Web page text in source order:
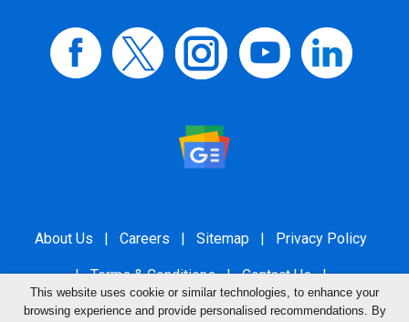
About Us | Careers | Sitemap | Privacy Policy
| Terms & Conditions | Contact Us |
Grievance Redressal
This website uses cookie or similar technologies, to enhance your
browsing experience and provide personalised recommendations. By